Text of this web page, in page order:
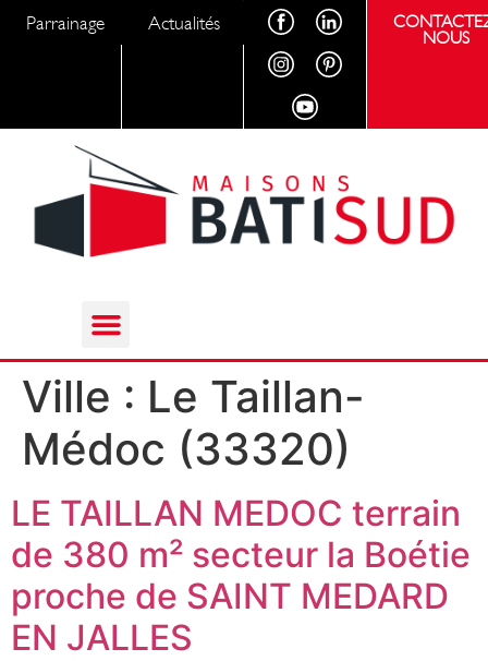
Parrainage Actualités
NOUS
Ville : Le Taillan-
Médoc (33320)
LE TAILLAN MEDOC terrain
de 380 m² secteur la Boétie
proche de SAINT MEDARD
EN JALLES